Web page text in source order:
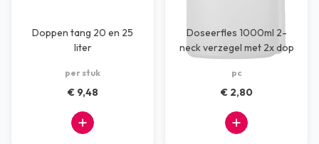
Doppen tang 20 en 25
liter
per stuk
€ 9,48
Doseerfles 1000ml 2-
neck verzegel met 2x dop
pc
€ 2,80